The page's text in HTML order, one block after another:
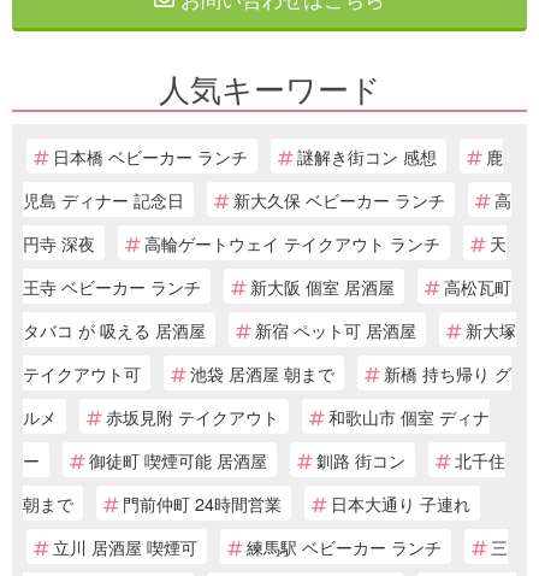
人気キーワード
日本橋 ベビーカー ランチ 謎解き街コン 感想
鹿
児島 ディナー 記念日
新大久保 ベビーカー ランチ
高
円寺 深夜
高輪ゲートウェイ テイクアウト ランチ
天
王寺 ベビーカー ランチ
新大阪 個室 居酒屋
高松瓦町
タバコ が 吸える 居酒屋
新宿 ペット可 居酒屋
新大塚
テイクアウト可
池袋 居酒屋 朝まで
新橋 持ち帰り グ
ルメ
赤坂見附 テイクアウト
和歌山市 個室 ディナ
ー
御徒町 喫煙可能 居酒屋 釧路 街コン
北千住
朝まで
門前仲町 24時間営業
日本大通り 子連れ
立川 居酒屋 喫煙可
練馬駅 ベビーカー ランチ
三